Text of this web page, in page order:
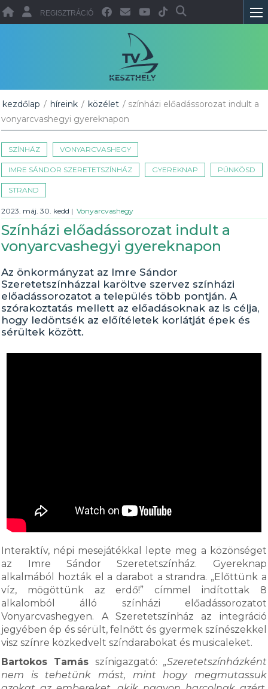
REGISZTRÁCIÓ
kezdőlap / híreink / közélet / színházi előadássorozat indult a
vonyarcvashegyi gyereknapon
SZÍNHÁZ VONYARCVASHEGY
IMRE SÁNDOR SZERETETSZÍNHÁZ GYEREKNAP PÜNKÖSD
STRAND
2023. máj. 30. kedd | Vonyarcvashegy
Színházi előadássorozat indult a
vonyarcvashegyi gyereknapon
Az önkormányzat az Imre Sándor
Szeretetszínházzal karöltve szervez színházi
előadássorozatot a település több pontján. A
szórakoztatás mellett az előadásoknak az is célja,
hogy ledöntsék az előítéletek korlátját épek és
sérültek között.
Interaktív, népi mesejátékkal lepte meg a közönséget
az Imre Sándor Szeretetszínház. Gyereknap
alkalmából hozták el a darabot a strandra. „Előttünk a
víz, mögöttünk az erdő!” címmel indítottak 8
alkalomból álló színházi előadássorozatot
Vonyarcvashegyen. A Szeretetszínház az integráció
jegyében ép és sérült, felnőtt és gyermek színészekkel
visz színre közkedvelt színdarabokat és musicaleket.
Bartokos Tamás színigazgató: „Szeretetszínházként
nem is tehetünk mást, mint hogy megmutassuk